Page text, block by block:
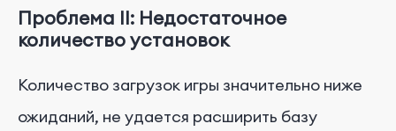
Проблема II: Недостаточное
количество установок
Количество загрузок игры значительно ниже
ожиданий, не удается расширить базу